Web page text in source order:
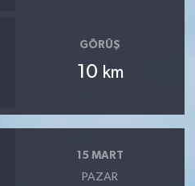
GÖRÜŞ
10 km
15 MART
PAZAR